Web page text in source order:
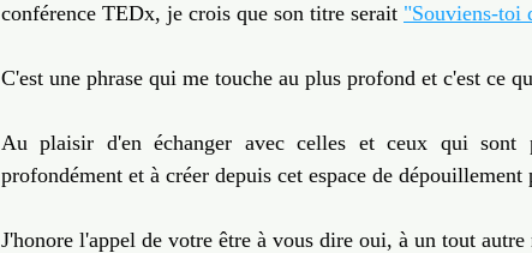
conférence TEDx, je crois que son titre serait "Souviens-toi
C'est une phrase qui me touche au plus profond et c'est ce
Au plaisir d'en échanger avec celles et ceux qui
profondément et à créer depuis cet espace de dépouillement
J'honore l'appel de votre être à vous dire oui, à un tout autre